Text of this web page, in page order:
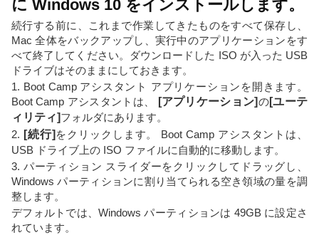
に Windows 10 をインストールします。
続行する前に、これまで作業してきたものをすべて保存し、
Mac 全体をバックアップし、実行中のアプリケーションをす
べて終了してください。ダウンロードした ISO が入った USB
ドライブはそのままにしておきます。
1. Boot Camp アシスタント アプリケーションを開きます。
Boot Camp アシスタントは、
[アプリケーション]の[ユーテ
ィリティ]フォルダにあります。
2. [続行] をクリックします。 Boot Camp アシスタントは、
USB ドライブ上の ISO ファイルに自動的に移動します。
3. パーティション スライダーをクリックしてドラッグし、
Windows パーティションに割り当てられる空き領域の量を調
整します。
デフォルトでは、Windows パーティションは 49GB に設定さ
れています。